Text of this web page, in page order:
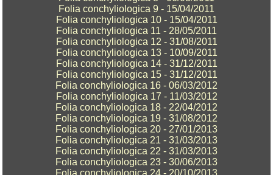
Folia conchyliologica 9 - 15/04/2011
Folia conchyliologica 10 - 15/04/2011
Folia conchyliologica 11 - 28/05/2011
Folia conchyliologica 12 - 31/08/2011
Folia conchyliologica 13 - 10/09/2011
Folia conchyliologica 14 - 31/12/2011
Folia conchyliologica 15 - 31/12/2011
Folia conchyliologica 16 - 06/03/2012
Folia conchyliologica 17 - 11/03/2012
Folia conchyliologica 18 - 22/04/2012
Folia conchyliologica 19 - 31/08/2012
Folia conchyliologica 20 - 27/01/2013
Folia conchyliologica 21 - 31/03/2013
Folia conchyliologica 22 - 31/03/2013
Folia conchyliologica 23 - 30/06/2013
Folia conchyliologica 24 - 20/10/2013